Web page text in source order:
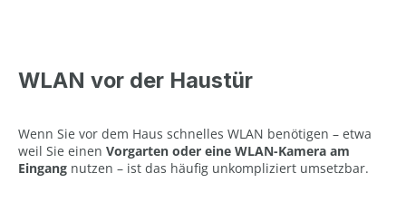
WLAN vor der Haustür
Wenn Sie vor dem Haus schnelles WLAN benötigen – etwa
weil Sie einen Vorgarten oder eine WLAN-Kamera am
Eingang nutzen – ist das häufig unkompliziert umsetzbar.